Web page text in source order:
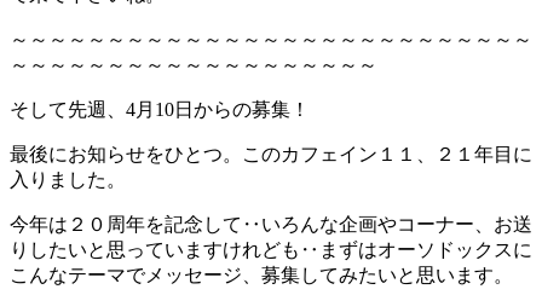
～～～～～～～～～～～～～～～～～～～～～～～～～～～
～～～～～～～～～～～～～～～～～～～
そして先週、4月10日からの募集！
最後にお知らせをひとつ。このカフェイン１１、２１年目に
入りました。
今年は２０周年を記念して‥いろんな企画やコーナー、お送
りしたいと思っていますけれども‥まずはオーソドックスに
こんなテーマでメッセージ、募集してみたいと思います。